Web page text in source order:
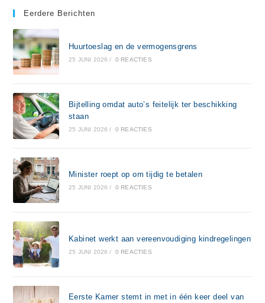
Eerdere Berichten
Huurtoeslag en de vermogensgrens
25 JUNI 2026 / 0 REACTIES
Bijtelling omdat auto’s feitelijk ter beschikking
staan
25 JUNI 2026 / 0 REACTIES
Minister roept op om tijdig te betalen
25 JUNI 2026 / 0 REACTIES
Kabinet werkt aan vereenvoudiging kindregelingen
25 JUNI 2026 / 0 REACTIES
Eerste Kamer stemt in met in één keer deel van